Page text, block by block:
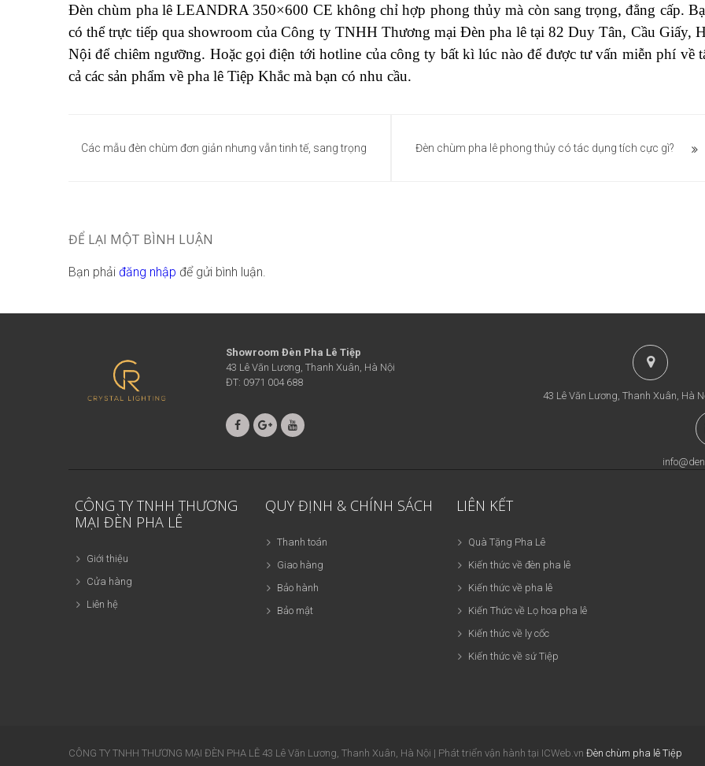
Đèn chùm pha lê LEANDRA 350×600 CE không chỉ hợp phong thủy mà còn sang trọng, đẳng cấp.
có thể trực tiếp qua showroom của Công ty TNHH Thương mại Đèn pha lê tại 82 Duy Tân, Cầu Giấy,
Nội để chiêm ngưỡng. Hoặc gọi điện tới hotline của công ty bất kì lúc nào để được tư vấn miễn phí về
cả các sản phẩm về pha lê Tiệp Khắc mà bạn có nhu cầu.
hướng
Các mẫu đèn chùm đơn giản nhưng vẫn tinh tế, sang trọng Đèn chùm pha lê phong thủy có tác dụng tích cực gì?
ĐỂ LẠI MỘT BÌNH LUẬN
Bạn phải đăng nhập để gửi bình luận.
Showroom Đèn Pha Lê Tiệp
43 Lê Văn Lương, Thanh Xuân, Hà Nội
ĐT: 0971 004 688
43 Lê Văn Lương, Thanh Xuân, Hà
CÔNG TY TNHH THƯƠNG
MẠI ĐÈN PHA LÊ
Giới thiệu
Cửa hàng
Liên hệ
QUY ĐỊNH & CHÍNH SÁCH
Thanh toán
Giao hàng
Bảo hành
Bảo mật
LIÊN KẾT
Quà Tặng Pha Lê
Kiến thức về đèn pha lê
Kiến thức về pha lê
Kiến Thức về Lọ hoa pha lê
Kiến thức về ly cốc
Kiến thức về sứ Tiệp
CÔNG TY TNHH THƯƠNG MẠI ĐÈN PHA LÊ 43 Lê Văn Lương, Thanh Xuân, Hà Nội | Phát triển vận hành tại ICWeb.vn Đèn chùm pha lê Tiệp